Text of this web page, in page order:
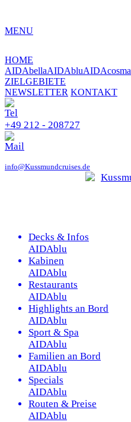
MENU
HOME
AIDAbellaAIDAbluAIDAcosma
ZIELGEBIETE
NEWSLETTER KONTAKT
+49 212 - 208727
info@Kussmundcruises.de
Decks & Infos
AIDAblu
Kabinen
AIDAblu
Restaurants
AIDAblu
Highlights an Bord
AIDAblu
Sport & Spa
AIDAblu
Familien an Bord
AIDAblu
Specials
AIDAblu
Routen & Preise
AIDAblu